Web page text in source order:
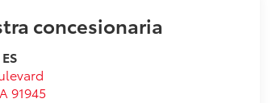
concesionaria
91945